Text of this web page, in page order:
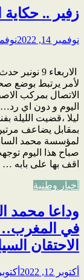
زفير ..
نوفمبر 14, 2022 نوفمبر
الاربعاء
لأمر يرتبط بوضع
الاتصال بمركب
اليوم و دون اي
ليلا ،قضيت
بمقابل يضاعف مرتين
لمؤسسة محمد
صباح هذا اليوم
اقف بها على بابه
أخبار وطنية
وداعا محمد
في
الاحتقان
أكتوبر 12, 2022 أكتوبر 12, 2022